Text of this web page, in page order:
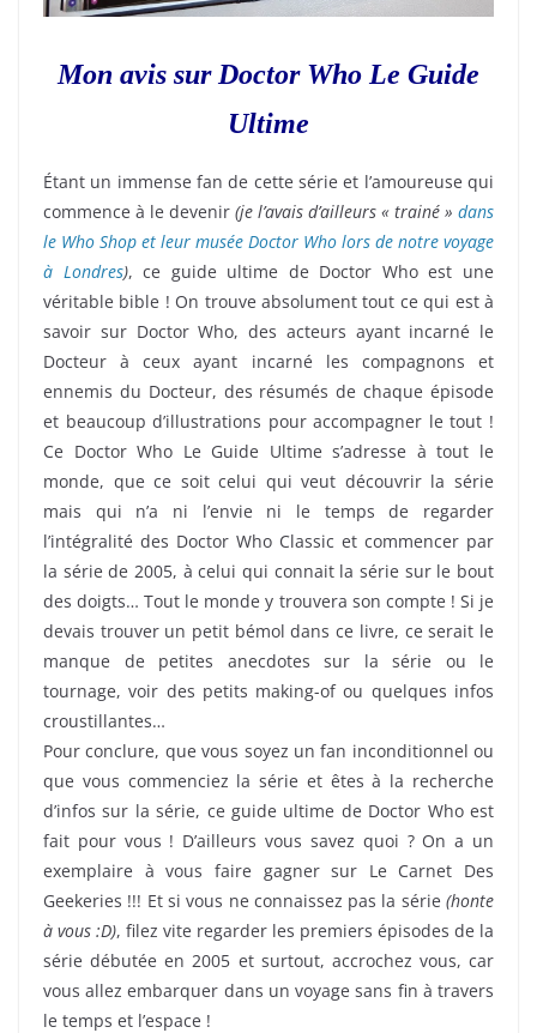
Mon avis sur Doctor Who Le Guide
Ultime
Étant un immense fan de cette série et l’amoureuse qui
commence à le devenir (je l’avais d’ailleurs « trainé » dans
le Who Shop et leur musée Doctor Who lors de notre voyage
à Londres), ce guide ultime de Doctor Who est une
véritable bible ! On trouve absolument tout ce qui est à
savoir sur Doctor Who, des acteurs ayant incarné le
Docteur à ceux ayant incarné les compagnons et
ennemis du Docteur, des résumés de chaque épisode
et beaucoup d’illustrations pour accompagner le tout !
Ce Doctor Who Le Guide Ultime s’adresse à tout le
monde, que ce soit celui qui veut découvrir la série
mais qui n’a ni l’envie ni le temps de regarder
l’intégralité des Doctor Who Classic et commencer par
la série de 2005, à celui qui connait la série sur le bout
des doigts… Tout le monde y trouvera son compte ! Si je
devais trouver un petit bémol dans ce livre, ce serait le
manque de petites anecdotes sur la série ou le
tournage, voir des petits making-of ou quelques infos
croustillantes…
Pour conclure, que vous soyez un fan inconditionnel ou
que vous commenciez la série et êtes à la recherche
d’infos sur la série, ce guide ultime de Doctor Who est
fait pour vous ! D’ailleurs vous savez quoi ? On a un
exemplaire à vous faire gagner sur Le Carnet Des
Geekeries !!! Et si vous ne connaissez pas la série (honte
à vous :D), filez vite regarder les premiers épisodes de la
série débutée en 2005 et surtout, accrochez vous, car
vous allez embarquer dans un voyage sans fin à travers
le temps et l’espace !